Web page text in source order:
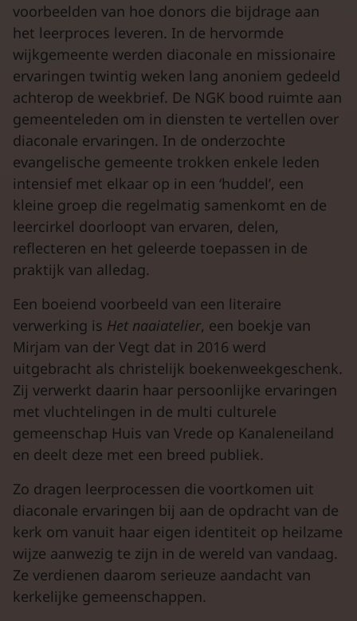
voorbeelden van hoe donors die bijdrage aan
het leerproces leveren. In de hervormde
wijkgemeente werden diaconale en missionaire
ervaringen twintig weken lang anoniem gedeeld
achterop de weekbrief. De NGK bood ruimte aan
gemeenteleden om in diensten te vertellen over
diaconale ervaringen. In de onderzochte
evangelische gemeente trokken enkele leden
intensief met elkaar op in een ‘huddel’, een
kleine groep die regelmatig samenkomt en de
leercirkel doorloopt van ervaren, delen,
reflecteren en het geleerde toepassen in de
praktijk van alledag.
Een boeiend voorbeeld van een literaire
verwerking is Het naaiatelier, een boekje van
Mirjam van der Vegt dat in 2016 werd
uitgebracht als christelijk boekenweekgeschenk.
Zij verwerkt daarin haar persoonlijke ervaringen
met vluchtelingen in de multi culturele
gemeenschap Huis van Vrede op Kanaleneiland
en deelt deze met een breed publiek.
Zo dragen leerprocessen die voortkomen uit
diaconale ervaringen bij aan de opdracht van de
kerk om vanuit haar eigen identiteit op heilzame
wijze aanwezig te zijn in de wereld van vandaag.
Ze verdienen daarom serieuze aandacht van
kerkelijke gemeenschappen.